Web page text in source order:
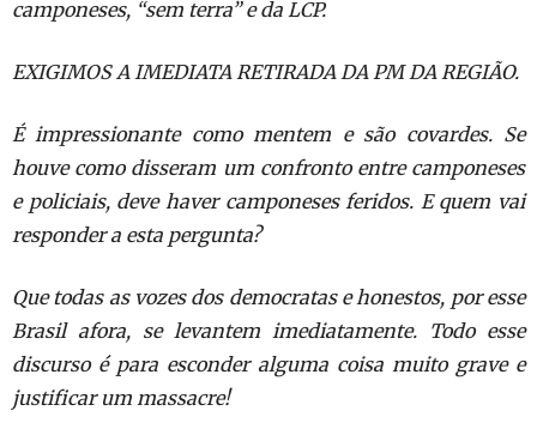
camponeses, “sem terra” e da LCP.
EXIGIMOS A IMEDIATA RETIRADA DA PM DA REGIÃO.
É impressionante como mentem e são covardes. Se
houve como disseram um confronto entre camponeses
e policiais, deve haver camponeses feridos. E quem vai
responder a esta pergunta?
Que todas as vozes dos democratas e honestos, por esse
Brasil afora, se levantem imediatamente. Todo esse
discurso é para esconder alguma coisa muito grave e
justificar um massacre!